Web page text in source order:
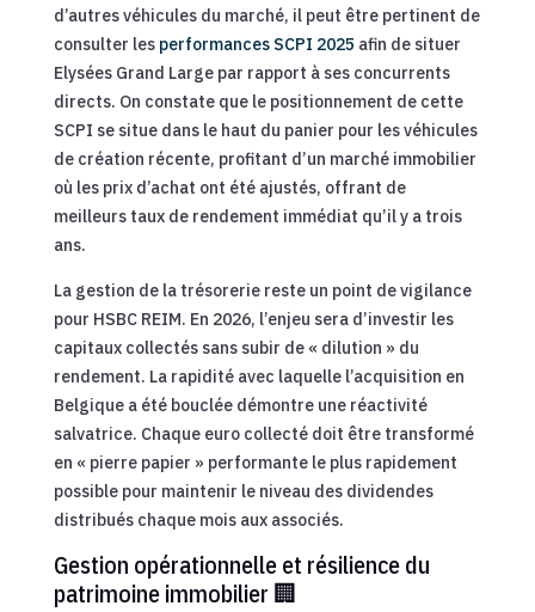
d’autres véhicules du marché, il peut être pertinent de
consulter les performances SCPI 2025 afin de situer
Elysées Grand Large par rapport à ses concurrents
directs. On constate que le positionnement de cette
SCPI se situe dans le haut du panier pour les véhicules
de création récente, profitant d’un marché immobilier
où les prix d’achat ont été ajustés, offrant de
meilleurs taux de rendement immédiat qu’il y a trois
ans.
La gestion de la trésorerie reste un point de vigilance
pour HSBC REIM. En 2026, l’enjeu sera d’investir les
capitaux collectés sans subir de « dilution » du
rendement. La rapidité avec laquelle l’acquisition en
Belgique a été bouclée démontre une réactivité
salvatrice. Chaque euro collecté doit être transformé
en « pierre papier » performante le plus rapidement
possible pour maintenir le niveau des dividendes
distribués chaque mois aux associés.
Gestion opérationnelle et résilience du
patrimoine immobilier 🏢